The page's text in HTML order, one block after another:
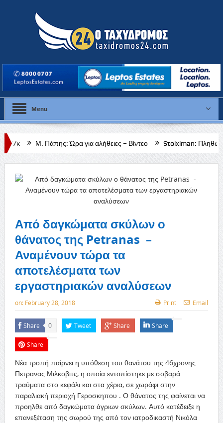
Menu
Ώρα για αλήθειες – Βίντεο Stoiximan: Πληθώρα επιλογών για
Από δαγκώματα σκύλων ο
θάνατος της Petranas –
Αναμένουν τώρα τα
αποτελέσματα των
εργαστηριακών αναλύσεων
on: February 28, 2018 Print Email
Share 0 Tweet Share Share
Share
Νέα τροπή παίρνει η υπόθεση του θανάτου της 46χρονης
Πετρανας Μιλκοβιτς, η οποία εντοπίστηκε με σοβαρά
τραύματα στο κεφάλι και στα χέρια, σε χωράφι στην
παραλιακή περιοχή Γεροσκηπου . Ο θάνατος της φαίνεται να
προηλθε από δαγκώματα άγριων σκύλων. Αυτό κατέδειξε η
επανεξέταση της σωρού της από τον ιατροδικαστή Νικόλα